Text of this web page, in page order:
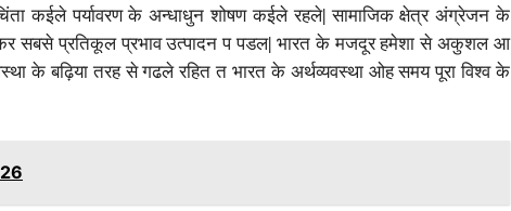
कईले पर्यावरण के अन्धाधुन शोषण कईले रहले| सामाजिक क्षेत्र अंग्रेजन के
सबसे प्रतिकूल प्रभाव उत्पादन प पडल| भारत के मजदूर हमेशा से अकुशल आ
के बढ़िया तरह से गढले रहित त भारत के अर्थव्यवस्था ओह समय पूरा विश्व के
26